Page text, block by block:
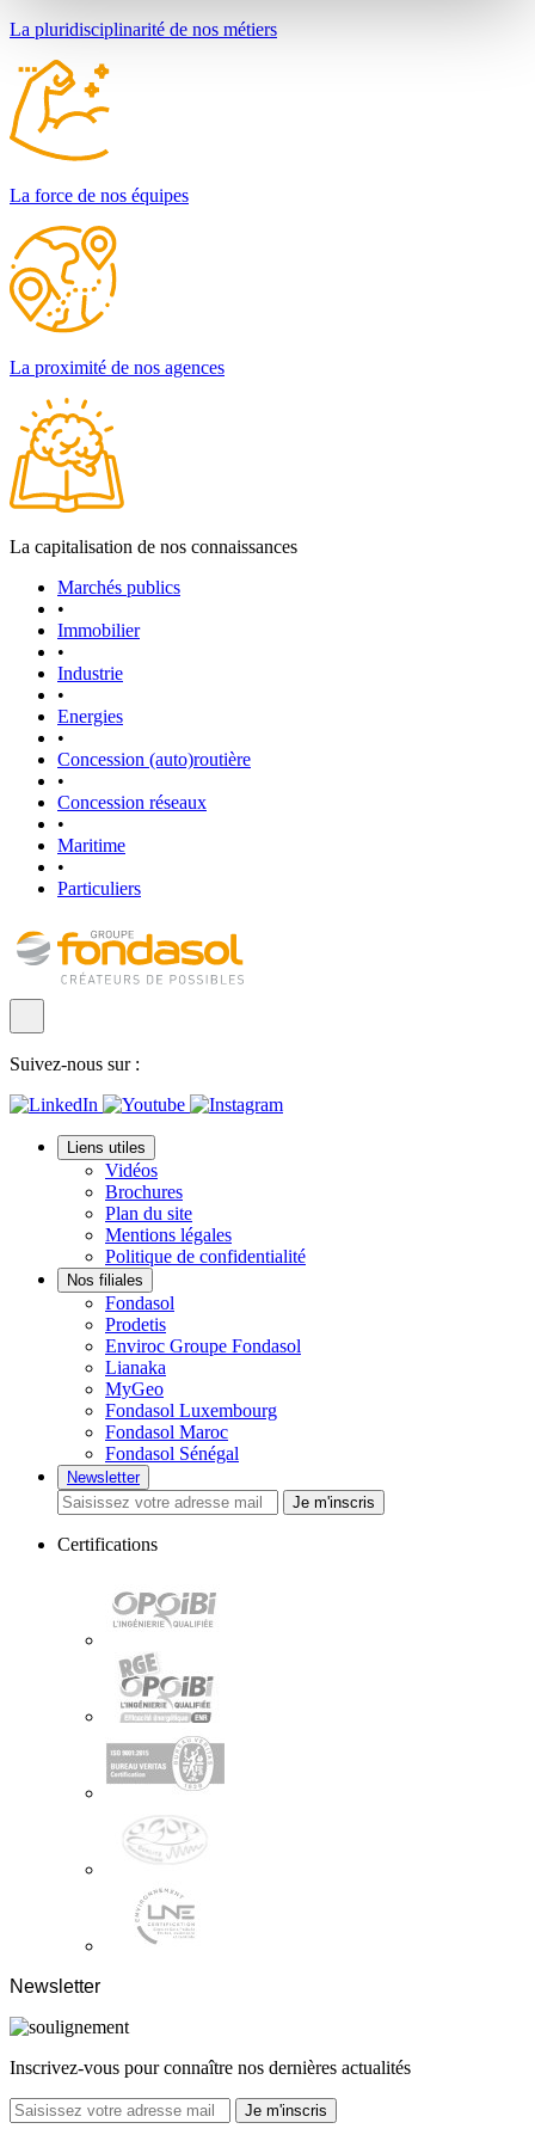
La pluridisciplinarité de nos métiers
La force de nos équipes
La proximité de nos agences
La capitalisation de nos connaissances
Marchés publics
•
Immobilier
•
Industrie
•
Energies
•
Concession (auto)routière
•
Concession réseaux
•
Maritime
•
Particuliers
Suivez-nous sur :
Liens utiles
Vidéos
Brochures
Plan du site
Mentions légales
Politique de confidentialité
Nos filiales
Fondasol
Prodetis
Enviroc Groupe Fondasol
Lianaka
MyGeo
Fondasol Luxembourg
Fondasol Maroc
Fondasol Sénégal
Newsletter
Je m'inscris
Certifications
Newsletter
Inscrivez-vous pour connaître nos dernières actualités
Je m'inscris